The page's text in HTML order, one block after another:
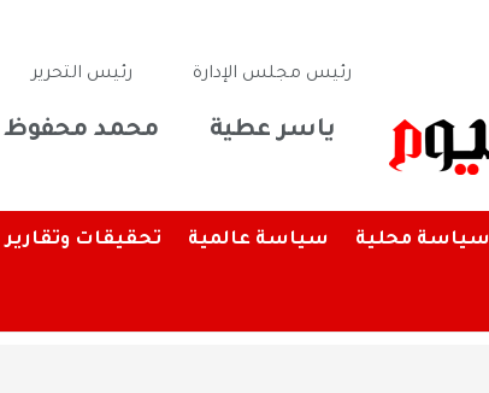
رئيس مجلس الإدارة
ياسر عطية
رئيس التحرير
محمد محفوظ
سياسة محلية سياسة عالمية تحقيقات وتقارير